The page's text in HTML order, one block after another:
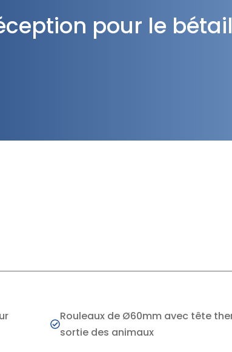
pour le bétail
Rouleaux de Ø60mm avec tête
sortie des animaux